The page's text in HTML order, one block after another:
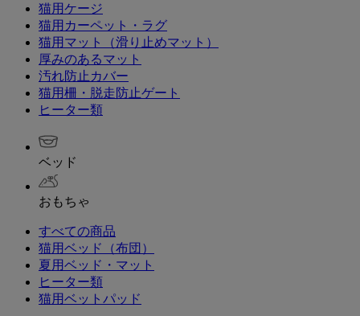
猫用ケージ
猫用カーペット・ラグ
猫用マット（滑り止めマット）
厚みのあるマット
汚れ防止カバー
猫用柵・脱走防止ゲート
ヒーター類
ベッド
おもちゃ
すべての商品
猫用ベッド（布団）
夏用ベッド・マット
ヒーター類
猫用ベットパッド